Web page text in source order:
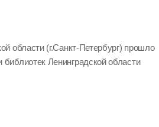
области (г.Санкт-Петербург) прошло
Ленинградской области